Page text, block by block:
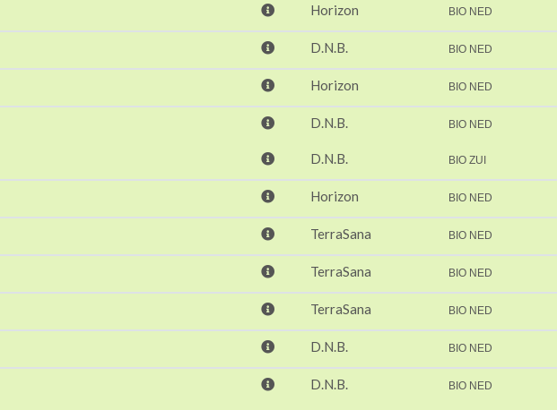
Horizon BIO NED
D.N.B. BIO NED
Horizon BIO NED
D.N.B. BIO NED
D.N.B. BIO ZUI
Horizon BIO NED
TerraSana BIO NED
TerraSana BIO NED
TerraSana BIO NED
D.N.B. BIO NED
D.N.B. BIO NED